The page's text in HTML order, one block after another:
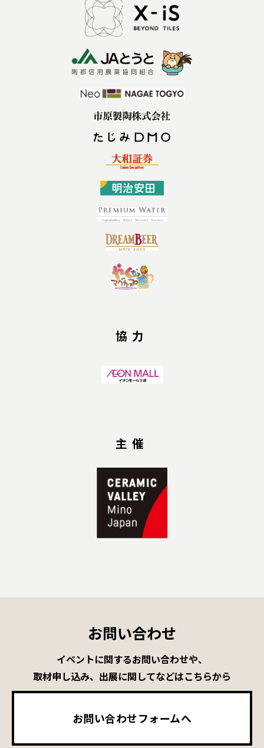
協力
主催
お問い合わせ
イベントに関するお問い合わせや、
取材申し込み、出展に関してなどはこちらから
お問い合わせフォームへ